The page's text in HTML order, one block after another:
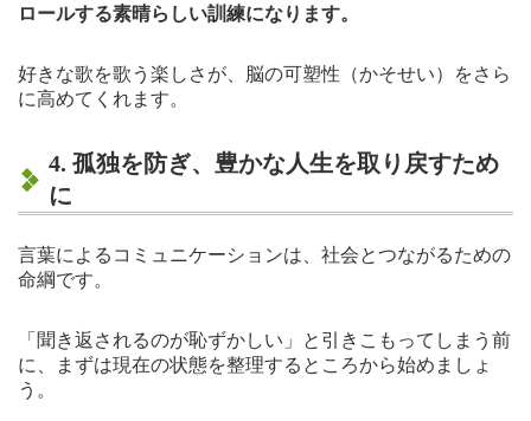
ロールする素晴らしい訓練になります。
好きな歌を歌う楽しさが、脳の可塑性（かそせい）をさら
に高めてくれます。
4. 孤独を防ぎ、豊かな人生を取り戻すため
に
言葉によるコミュニケーションは、社会とつながるための
命綱です。
「聞き返されるのが恥ずかしい」と引きこもってしまう前
に、まずは現在の状態を整理するところから始めましょ
う。